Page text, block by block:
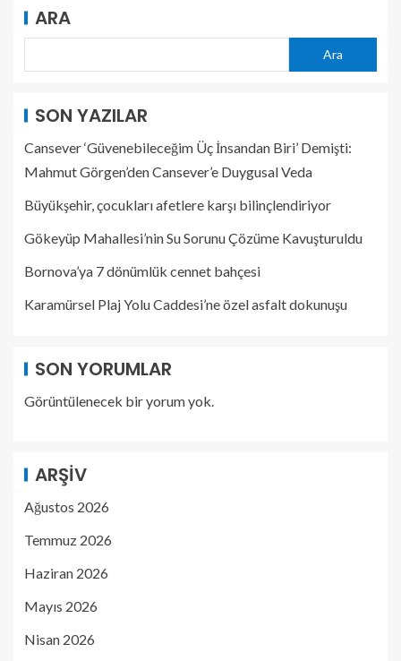
ARA
Ara
SON YAZILAR
Cansever ‘Güvenebileceğim Üç İnsandan Biri’ Demişti:
Mahmut Görgen’den Cansever’e Duygusal Veda
Büyükşehir, çocukları afetlere karşı bilinçlendiriyor
Gökeyüp Mahallesi’nin Su Sorunu Çözüme Kavuşturuldu
Bornova’ya 7 dönümlük cennet bahçesi
Karamürsel Plaj Yolu Caddesi’ne özel asfalt dokunuşu
SON YORUMLAR
Görüntülenecek bir yorum yok.
ARŞIV
Ağustos 2026
Temmuz 2026
Haziran 2026
Mayıs 2026
Nisan 2026